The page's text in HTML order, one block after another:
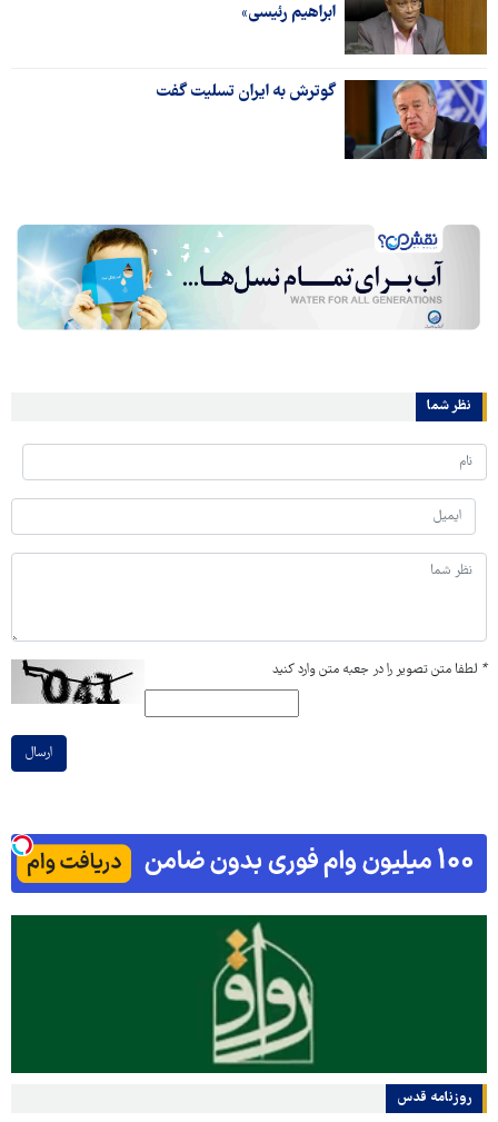
ابراهیم رئیسی»
گوترش به ایران تسلیت گفت
نظر شما
* لطفا متن تصویر را در جعبه متن وارد کنید
ارسال
روزنامه قدس